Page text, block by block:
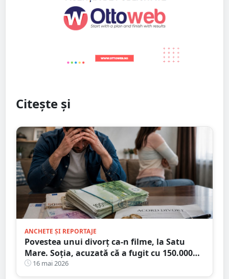
Citește și
ANCHETE ȘI REPORTAJE
Povestea unui divorț ca-n filme, la Satu
Mare. Soția, acuzată că a fugit cu 150.000
euro!
16 mai 2026